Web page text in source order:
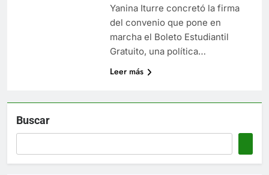
Yanina Iturre concretó la firma
del convenio que pone en
marcha el Boleto Estudiantil
Gratuito, una política…
Leer más
Buscar